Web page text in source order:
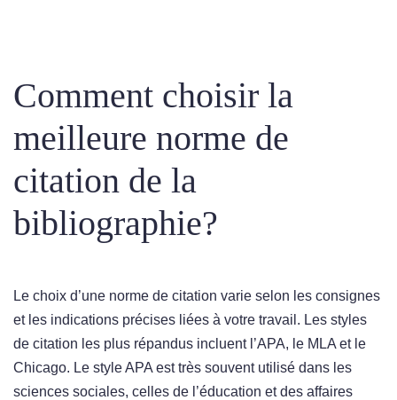
Comment choisir la
meilleure norme de
citation de la
bibliographie?
Le choix d’une norme de citation varie selon les consignes
et les indications précises liées à votre travail. Les styles
de citation les plus répandus incluent l’APA, le MLA et le
Chicago. Le style APA est très souvent utilisé dans les
sciences sociales, celles de l’éducation et des affaires